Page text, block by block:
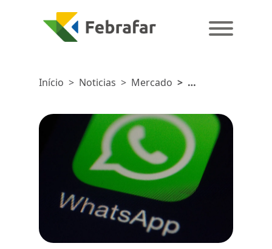
Início > Noticias > Mercado >
empresarial:
WhatsApp é
usado por
95% das
companhias